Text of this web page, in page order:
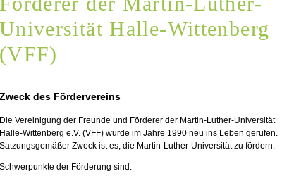
Universität Halle-Wittenberg
(VFF)
Zweck des Fördervereins
Die Vereinigung der Freunde und Förderer der Martin-Luther-Universität
Halle-Wittenberg e.V. (VFF) wurde im Jahre 1990 neu ins Leben gerufen.
Satzungsgemäßer Zweck ist es, die Martin-Luther-Universität zu fördern.
Schwerpunkte der Förderung sind: